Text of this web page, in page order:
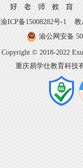
渝ICP备15008282号-1 教
渝公网安备
Copyright © 2018-2022
重庆易学仕教育科